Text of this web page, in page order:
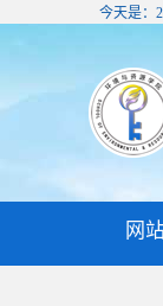
今天是：
网